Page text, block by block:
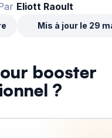
Eliott Raoult
Mis à jour le 29
booster
?